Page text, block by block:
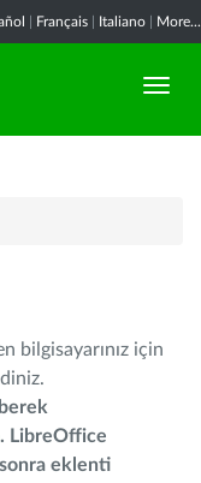
Français Italiano More...
bilgisayarınız için
. LibreOffice
eklenti